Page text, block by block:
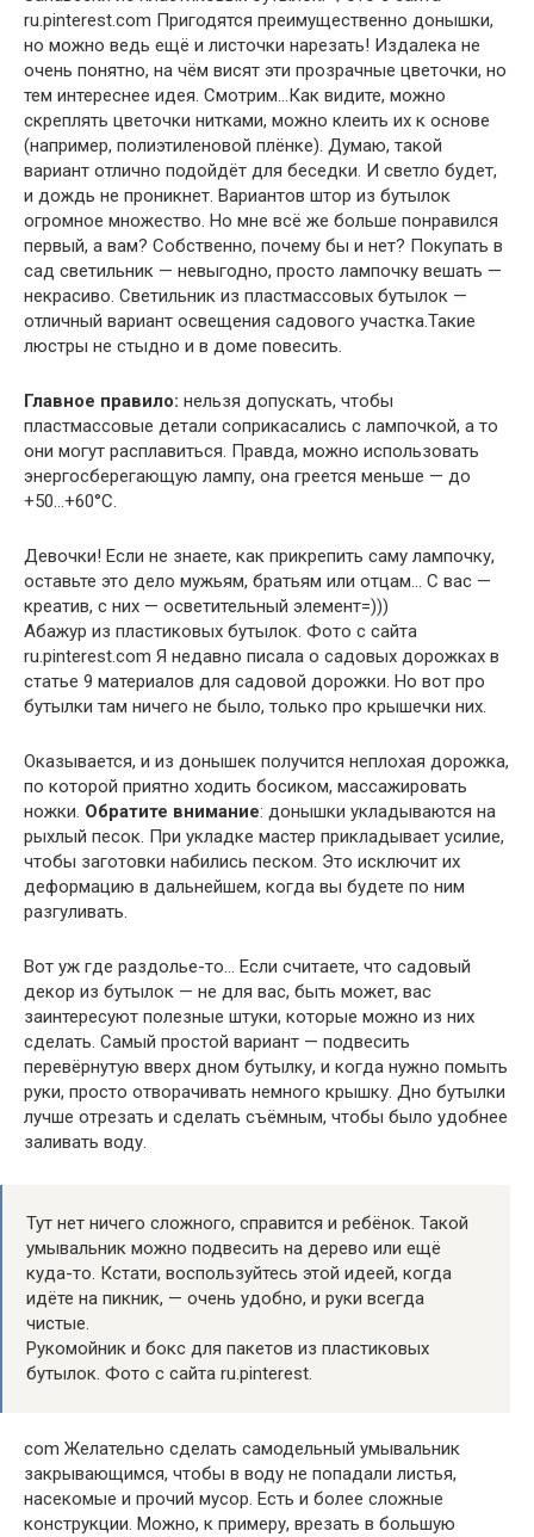
ru.pinterest.com Пригодятся преимущественно донышки,
но можно ведь ещё и листочки нарезать! Издалека не
очень понятно, на чём висят эти прозрачные цветочки, но
тем интереснее идея. Смотрим…Как видите, можно
скреплять цветочки нитками, можно клеить их к основе
(например, полиэтиленовой плёнке). Думаю, такой
вариант отлично подойдёт для беседки. И светло будет,
и дождь не проникнет. Вариантов штор из бутылок
огромное множество. Но мне всё же больше понравился
первый, а вам? Собственно, почему бы и нет? Покупать в
сад светильник — невыгодно, просто лампочку вешать —
некрасиво. Светильник из пластмассовых бутылок —
отличный вариант освещения садового участка.Такие
люстры не стыдно и в доме повесить.
Главное правило: нельзя допускать, чтобы
пластмассовые детали соприкасались с лампочкой, а то
они могут расплавиться. Правда, можно использовать
энергосберегающую лампу, она греется меньше — до
+50…+60°C.
Девочки! Если не знаете, как прикрепить саму лампочку,
оставьте это дело мужьям, братьям или отцам… С вас —
креатив, с них — осветительный элемент=)))
Абажур из пластиковых бутылок. Фото с сайта
ru.pinterest.com Я недавно писала о садовых дорожках в
статье 9 материалов для садовой дорожки. Но вот про
бутылки там ничего не было, только про крышечки них.
Оказывается, и из донышек получится неплохая дорожка,
по которой приятно ходить босиком, массажировать
ножки. Обратите внимание: донышки укладываются на
рыхлый песок. При укладке мастер прикладывает усилие,
чтобы заготовки набились песком. Это исключит их
деформацию в дальнейшем, когда вы будете по ним
разгуливать.
Вот уж где раздолье-то… Если считаете, что садовый
декор из бутылок — не для вас, быть может, вас
заинтересуют полезные штуки, которые можно из них
сделать. Самый простой вариант — подвесить
перевёрнутую вверх дном бутылку, и когда нужно помыть
руки, просто отворачивать немного крышку. Дно бутылки
лучше отрезать и сделать съёмным, чтобы было удобнее
заливать воду.
Тут нет ничего сложного, справится и ребёнок. Такой
умывальник можно подвесить на дерево или ещё
куда-то. Кстати, воспользуйтесь этой идеей, когда
идёте на пикник, — очень удобно, и руки всегда
чистые.
Рукомойник и бокс для пакетов из пластиковых
бутылок. Фото с сайта ru.pinterest.
com Желательно сделать самодельный умывальник
закрывающимся, чтобы в воду не попадали листья,
насекомые и прочий мусор. Есть и более сложные
конструкции. Можно, к примеру, врезать в большую